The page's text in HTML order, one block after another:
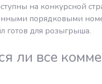
на конкурсной
порядковыми
готов для розыгрыша.
ли все